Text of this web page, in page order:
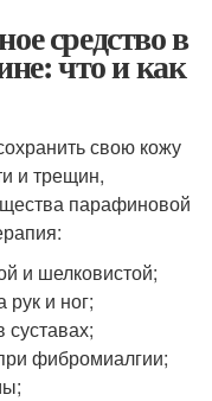
средство в
что и как
свою кожу
и трещин,
парафиновой
и шелковистой;
рук и ног;
суставах;
фибромиалгии;